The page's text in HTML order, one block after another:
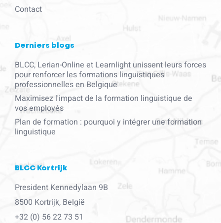
Contact
Derniers blogs
BLCC, Lerian-Online et Learnlight unissent leurs forces
pour renforcer les formations linguistiques
professionnelles en Belgique
Maximisez l'impact de la formation linguistique de
vos employés
Plan de formation : pourquoi y intégrer une formation
linguistique
BLCC Kortrijk
President Kennedylaan 9B
8500 Kortrijk, België
+32 (0) 56 22 73 51